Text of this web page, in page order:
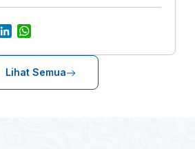
n
k
e
a
t
s
Lihat Semua